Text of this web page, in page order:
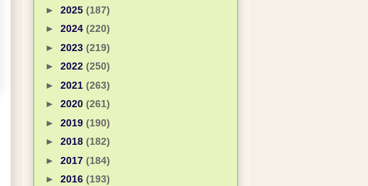
► 2025 (187)
► 2024 (220)
► 2023 (219)
► 2022 (250)
► 2021 (263)
► 2020 (261)
► 2019 (190)
► 2018 (182)
► 2017 (184)
► 2016 (193)